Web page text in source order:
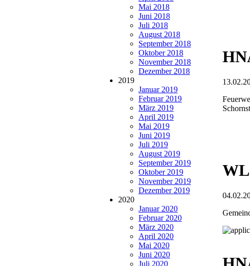
Mai 2018
Juni 2018
Juli 2018
August 2018
September 2018
Oktober 2018
November 2018
Dezember 2018
2019
Januar 2019
Februar 2019
März 2019
April 2019
Mai 2019
Juni 2019
Juli 2019
August 2019
September 2019
Oktober 2019
November 2019
Dezember 2019
2020
Januar 2020
Februar 2020
März 2020
April 2020
Mai 2020
Juni 2020
Juli 2020